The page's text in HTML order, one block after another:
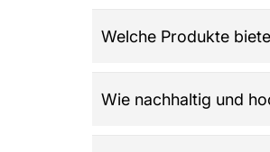
Welche Produkte
Damen, Herren und
Wie nachhaltig und